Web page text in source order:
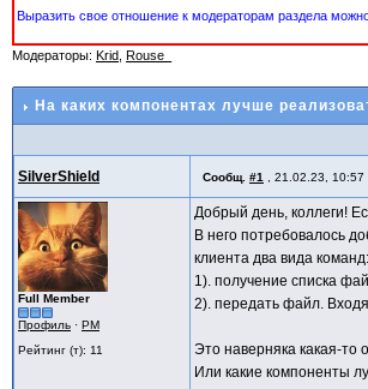
Выразить свое отношение к модераторам раздела
Модераторы: Krid Rouse_
На каких компонентах лучше
SilverShield Сообщ. #1 21.02.23, 10:57
Full Member
Профиль · PM
Рейтинг (т): 11
Добрый день, коллеги!
В него потребовалось
клиента два вида команд:
1). получение списка
2). передать файл.
Это наверняка какая-то
Или какие компоненты